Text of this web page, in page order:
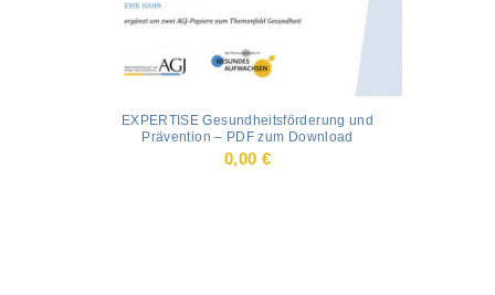
EXPERTISE Gesundheitsförderung und
Prävention – PDF zum Download
0,00 €